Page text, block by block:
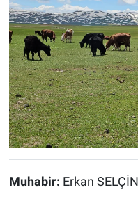
Muhabir: Erkan SELÇİN